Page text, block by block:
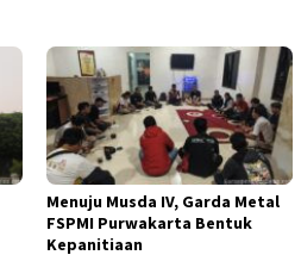
Menuju Musda IV, Garda Metal
FSPMI Purwakarta Bentuk
Kepanitiaan